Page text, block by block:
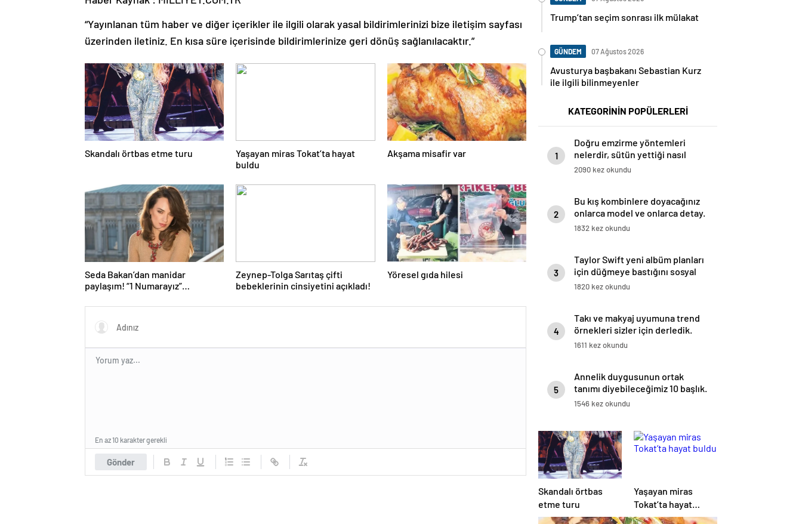
“Yayınlanan tüm haber ve diğer içerikler ile ilgili olarak yasal bildirimlerinizi bize iletişim sayfası
üzerinden iletiniz. En kısa süre içerisinde bildirimlerinize geri dönüş sağlanılacaktır.”
Skandalı örtbas etme turu
Yaşayan miras Tokat’ta hayat
buldu
Akşama misafir var
Seda Bakan’dan manidar
paylaşım! “1 Numarayız”
gönderme gündeme bomba gibi
Zeynep-Tolga Sarıtaş çifti
bebeklerinin cinsiyetini açıkladı!
Yöresel gıda hilesi
Gönder
En az 10 karakter gerekli
Trump’tan seçim sonrası ilk mülakat
GÜNDEM 07 Ağustos 2026
Avusturya başbakanı Sebastian Kurz
ile ilgili bilinmeyenler
KATEGORİNİN POPÜLERLERİ
1
Doğru emzirme yöntemleri
nelerdir, sütün yettiği nasıl
anlaşılır?
2090 kez okundu
2
Bu kış kombinlere doyacağınız
onlarca model ve onlarca detay.
1832 kez okundu
3
Taylor Swift yeni albüm planları
için düğmeye bastığını sosyal
medyadan duyurdu!
1820 kez okundu
4
Takı ve makyaj uyumuna trend
örnekleri sizler için derledik.
1611 kez okundu
5
Annelik duygusunun ortak
tanımı diyebileceğimiz 10 başlık.
1546 kez okundu
Skandalı örtbas
etme turu
Yaşayan miras
Tokat’ta hayat
buldu